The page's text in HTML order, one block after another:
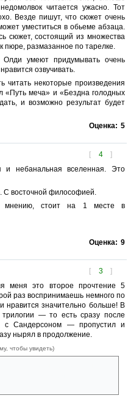
читается ужасно. Тот
Везде пишут, что сюжет очень
уместиться в обьеме абзаца.
сюжет, состоящий из множества
пюре, размазанное по тарелке.
Олди умеют придумывать очень
озвучивать.
читать некоторые произведения
«Путь меча» и «Бездна голодных
и возможно результат будет
Оценка: 5
[ 4 ]
небанальная вселенная. Это
восточной философией.
мнению, стоит на 1 месте в
Оценка: 9
[ 3 ]
меня это второе прочтение 5
раз воспринимаешь немного по
нравится значительно больше! В
— то есть сразу после
с Сандерсоном — пропустил и
нырял в продолжение.
чтобы увидеть)